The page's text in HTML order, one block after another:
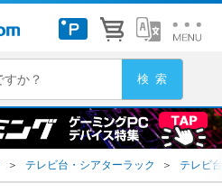
＞ テレビ台・シアターラック ＞ テレビ